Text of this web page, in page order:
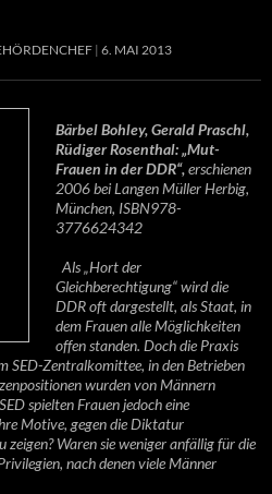
6. MAI 2013
Bärbel Bohley, Gerald Praschl,
Rüdiger Rosenthal: „Mut-
Frauen in der DDR“,erschienen
2006 bei Langen Müller Herbig,
München, ISBN978-
3776624342
Als „Hort der
Gleichberechtigung“ wird die
DDR oft dargestellt, als Staat, in
dem Frauen alle Möglichkeiten
offen standen. Doch die Praxis
SED-Zentralkomittee, in den Betrieben
wurden von Männern
spielten Frauen jedoch eine
Motive, gegen die Diktatur
Waren sie weniger anfällig für die
nach denen viele Männer